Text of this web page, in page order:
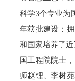
科学3个专业为
年获批建设；
和国家培养了
国工程院院士
师赵锂、李树